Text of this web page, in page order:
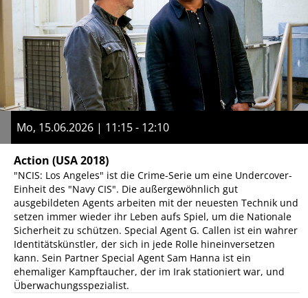
Mo, 15.06.2026 | 11:15 - 12:10
Action (USA 2018)
"NCIS: Los Angeles" ist die Crime-Serie um eine Undercover-
Einheit des "Navy CIS". Die außergewöhnlich gut
ausgebildeten Agents arbeiten mit der neuesten Technik und
setzen immer wieder ihr Leben aufs Spiel, um die Nationale
Sicherheit zu schützen. Special Agent G. Callen ist ein wahrer
Identitätskünstler, der sich in jede Rolle hineinversetzen
kann. Sein Partner Special Agent Sam Hanna ist ein
ehemaliger Kampftaucher, der im Irak stationiert war, und
Überwachungsspezialist.